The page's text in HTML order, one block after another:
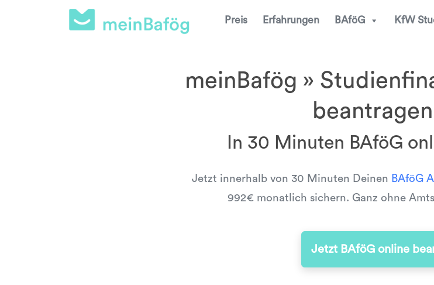
Preis Erfahrungen BAföG KfW
meinBafög »
In 30 Minuten BAföG
Jetzt innerhalb von 30 Minuten Deinen BAföG
992€ monatlich sichern. Ganz ohne
Jetzt BAföG online